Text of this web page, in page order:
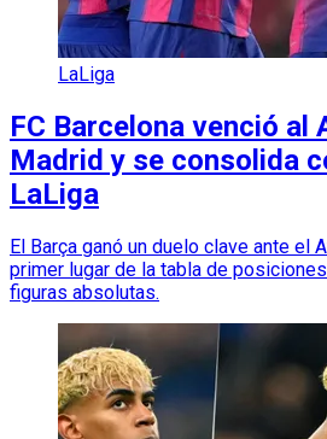
LaLiga
FC Barcelona venció al
Madrid y se consolida
LaLiga
El Barça ganó un duelo clave ante el
primer lugar de la tabla de
figuras absolutas.